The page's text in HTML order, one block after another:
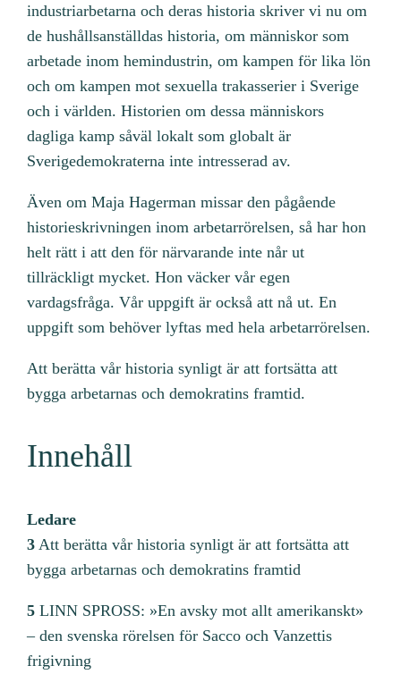
industriarbetarna och deras historia skriver vi nu om
de hushållsanställdas historia, om människor som
arbetade inom hemindustrin, om kampen för lika lön
och om kampen mot sexuella trakasserier i Sverige
och i världen. Historien om dessa människors
dagliga kamp såväl lokalt som globalt är
Sverigedemokraterna inte intresserad av.
Även om Maja Hagerman missar den pågående
historieskrivningen inom arbetarrörelsen, så har hon
helt rätt i att den för närvarande inte når ut
tillräckligt mycket. Hon väcker vår egen
vardagsfråga. Vår uppgift är också att nå ut. En
uppgift som behöver lyftas med hela arbetarrörelsen.
Att berätta vår historia synligt är att fortsätta att
bygga arbetarnas och demokratins framtid.
Innehåll
Ledare
3 Att berätta vår historia synligt är att fortsätta att
bygga arbetarnas och demokratins framtid
5 LINN SPROSS: »En avsky mot allt amerikanskt»
– den svenska rörelsen för Sacco och Vanzettis
frigivning